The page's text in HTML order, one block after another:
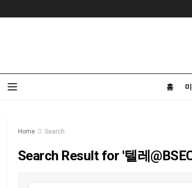
홈
Home Search
Search Result for '텔레